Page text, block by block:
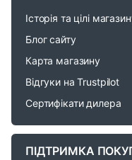
C
Історія та цілі
Блог сайту
Карта магазину
Відгуки на Trustpilot
Сертифікати дилера
ПІДТРИМКА